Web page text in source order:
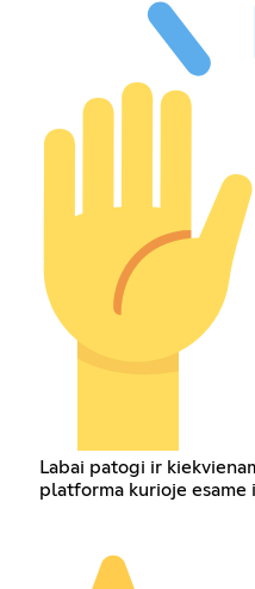
Labai patogi ir
platforma kurioje esame